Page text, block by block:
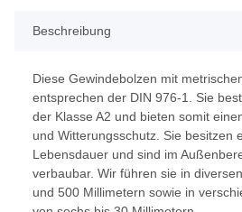
Beschreibung
Diese Gewindebolzen mit
entsprechen der DIN 976-1. Sie
der Klasse A2 und bieten somit
und Witterungsschutz. Sie besitzen
Lebensdauer und sind im
verbaubar. Wir führen sie in
und 500 Millimetern sowie in